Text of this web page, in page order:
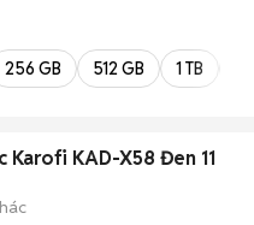
256 GB 512 GB 1 TB
Karofi KAD-X58 Đen 11